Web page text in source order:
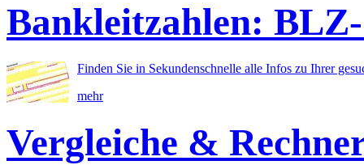
Bankleitzahlen: BLZ-
Finden Sie in Sekundenschnelle alle Infos zu Ihrer
mehr
Vergleiche &